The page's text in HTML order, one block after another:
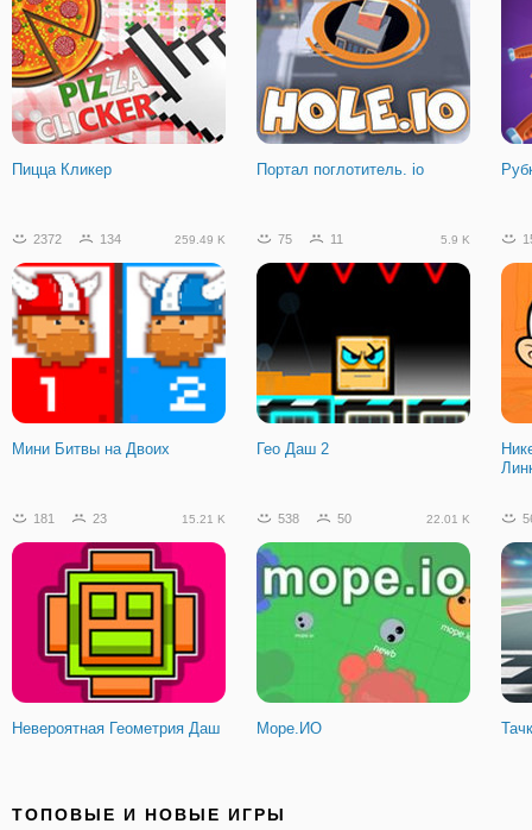
Пицца Кликер Портал поглотитель. io
2372 134 259.49 K
Мини Битвы на Двоих
75 11 5.9 K
Гео Даш 2
181 23 15.21 K
Невероятная Геометрия Даш
538 50 22.01 K
Море.ИО
ТОПОВЫЕ И НОВЫЕ ИГРЫ